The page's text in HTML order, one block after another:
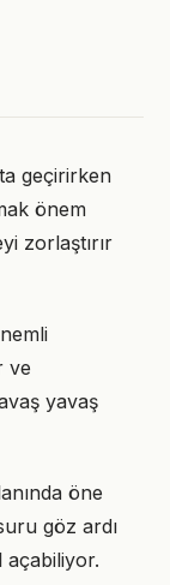
geçirirken
önem
zorlaştırır
ve
yavaş
öne
göz ardı
açabiliyor.